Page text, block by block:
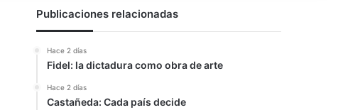
Publicaciones relacionadas
Hace 2 días
Fidel: la dictadura como obra de arte
Hace 2 días
Castañeda: Cada país decide